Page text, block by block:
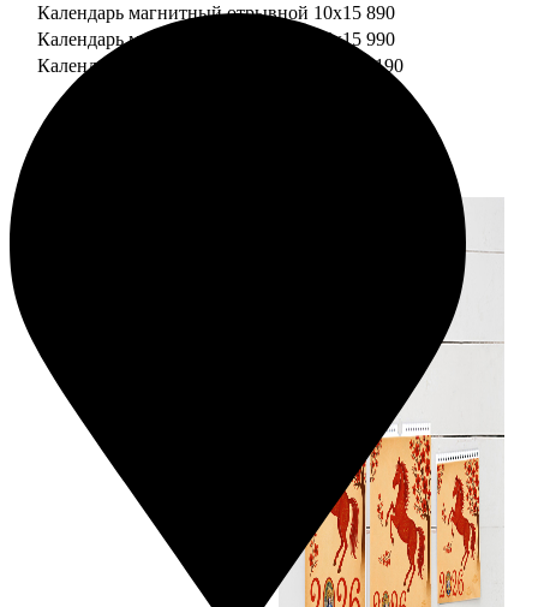
Календарь магнитный отрывной 10x15 890
Календарь магнитный отрывной 15x15 990
Календарь магнитный отрывной 15x20
1190